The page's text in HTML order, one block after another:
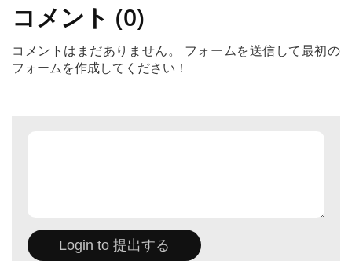
コメント (0)
コメントはまだありません。 フォームを送信して最初の
フォームを作成してください！